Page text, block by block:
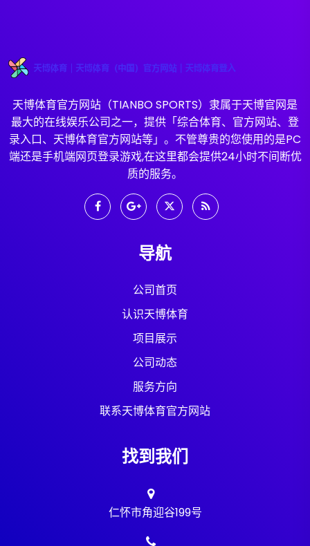
天博体育官方网站（TIANBO SPORTS）隶属于天博官网是
最大的在线娱乐公司之一，提供「综合体育、官方网站、登
录入口、天博体育官方网站等」。不管尊贵的您使用的是PC
端还是手机端网页登录游戏,在这里都会提供24小时不间断优
质的服务。
导航
公司首页
认识天博体育
项目展示
公司动态
服务方向
联系天博体育官方网站
找到我们
仁怀市角迎谷199号